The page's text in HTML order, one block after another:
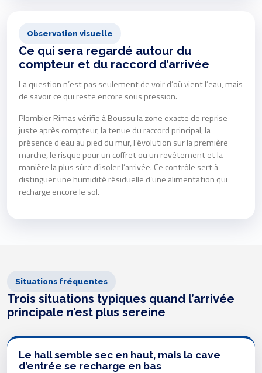
Observation visuelle
Ce qui sera regardé autour du
compteur et du raccord d’arrivée
La question n’est pas seulement de voir d’où vient l’eau, mais
de savoir ce qui reste encore sous pression.
Plombier Rimas vérifie à Boussu la zone exacte de reprise
juste après compteur, la tenue du raccord principal, la
présence d’eau au pied du mur, l’évolution sur la première
marche, le risque pour un coffret ou un revêtement et la
manière la plus sûre d’isoler l’arrivée. Ce contrôle sert à
distinguer une humidité résiduelle d’une alimentation qui
recharge encore le sol.
Situations fréquentes
Trois situations typiques quand l’arrivée
principale n’est plus sereine
Le hall semble sec en haut, mais la cave
d’entrée se recharge en bas